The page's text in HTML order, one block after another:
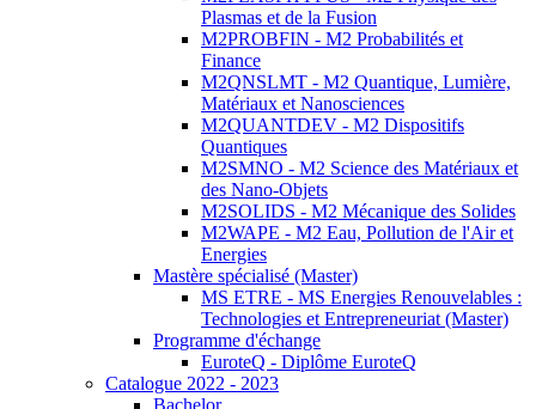
Plasmas et de la Fusion
M2PROBFIN - M2 Probabilités et
Finance
M2QNSLMT - M2 Quantique, Lumière,
Matériaux et Nanosciences
M2QUANTDEV - M2 Dispositifs
Quantiques
M2SMNO - M2 Science des Matériaux et
des Nano-Objets
M2SOLIDS - M2 Mécanique des Solides
M2WAPE - M2 Eau, Pollution de l'Air et
Energies
Mastère spécialisé (Master)
MS ETRE - MS Energies Renouvelables :
Technologies et Entrepreneuriat (Master)
Programme d'échange
EuroteQ - Diplôme EuroteQ
Catalogue 2022 - 2023
Bachelor